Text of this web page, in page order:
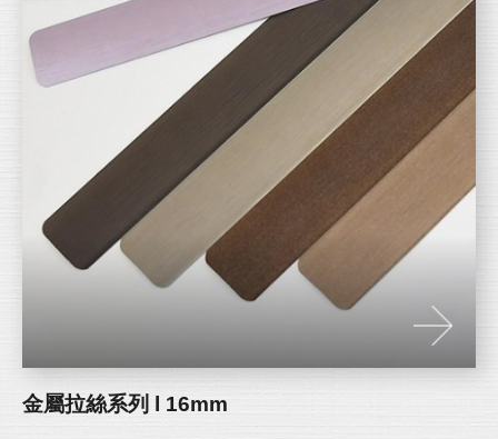
金屬拉絲系列 l 16mm